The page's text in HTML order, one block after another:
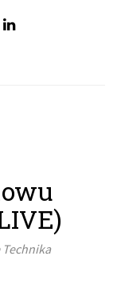
Technika